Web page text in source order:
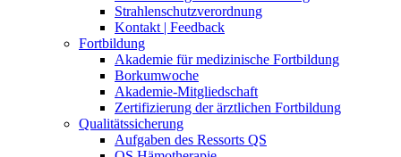
Strahlenschutzverordnung
Kontakt | Feedback
Fortbildung
Akademie für medizinische Fortbildung
Borkumwoche
Akademie-Mitgliedschaft
Zertifizierung der ärztlichen Fortbildung
Qualitätssicherung
Aufgaben des Ressorts QS